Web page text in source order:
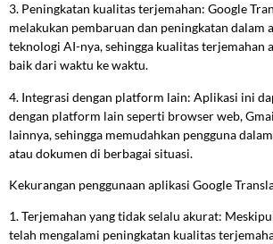
3. Peningkatan kualitas terjemahan: Google
melakukan pembaruan dan peningkatan dalam
teknologi AI-nya, sehingga kualitas terjemahan
baik dari waktu ke waktu.
4. Integrasi dengan platform lain: Aplikasi ini
dengan platform lain seperti browser web,
lainnya, sehingga memudahkan pengguna
atau dokumen di berbagai situasi.
Kekurangan penggunaan aplikasi Google
1. Terjemahan yang tidak selalu akurat:
telah mengalami peningkatan kualitas